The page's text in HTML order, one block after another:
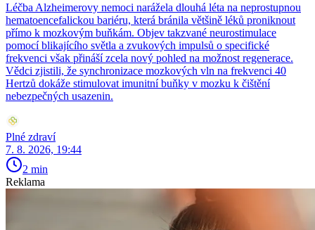
Léčba Alzheimerovy nemoci narážela dlouhá léta na neprostupnou
hematoencefalickou bariéru, která bránila většině léků proniknout
přímo k mozkovým buňkám. Objev takzvané neurostimulace
pomocí blikajícího světla a zvukových impulsů o specifické
frekvenci však přináší zcela nový pohled na možnost regenerace.
Vědci zjistili, že synchronizace mozkových vln na frekvenci 40
Hertzů dokáže stimulovat imunitní buňky v mozku k čištění
nebezpečných usazenin.
Plné zdraví
7. 8. 2026, 19:44
2 min
Reklama